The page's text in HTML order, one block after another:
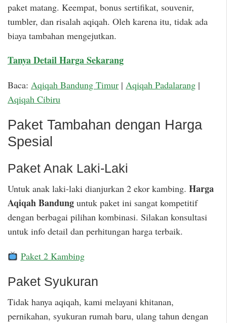
paket matang. Keempat, bonus sertifikat, souvenir,
tumbler, dan risalah aqiqah. Oleh karena itu, tidak ada
biaya tambahan mengejutkan.
Tanya Detail Harga Sekarang
Baca: Aqiqah Bandung Timur | Aqiqah Padalarang |
Aqiqah Cibiru
Paket Tambahan dengan Harga
Spesial
Paket Anak Laki-Laki
Untuk anak laki-laki dianjurkan 2 ekor kambing. Harga
Aqiqah Bandung untuk paket ini sangat kompetitif
dengan berbagai pilihan kombinasi. Silakan konsultasi
untuk info detail dan perhitungan harga terbaik.
Paket 2 Kambing
Paket Syukuran
Tidak hanya aqiqah, kami melayani khitanan,
pernikahan, syukuran rumah baru, ulang tahun dengan